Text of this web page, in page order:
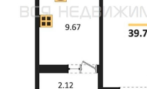
1-комнатная квартира, 39.71кв.м
Воронеж, Ростовская ул., д. 18а
Материал Монолитный
Черновая отделка